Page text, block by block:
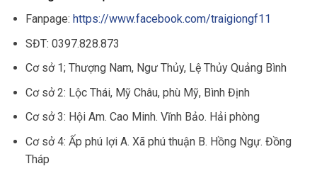
Fanpage: https://www.facebook.com/traigiongf11
SĐT: 0397.828.873
Cơ sở 1; Thượng Nam, Ngư Thủy, Lệ Thủy Quảng Bình
Cơ sở 2: Lộc Thái, Mỹ Châu, phù Mỹ, Bình Định
Cơ sở 3: Hội Am. Cao Minh. Vĩnh Bảo. Hải phòng
Cơ sở 4: Ấp phú lợi A. Xã phú thuận B. Hồng Ngự. Đồng
Tháp